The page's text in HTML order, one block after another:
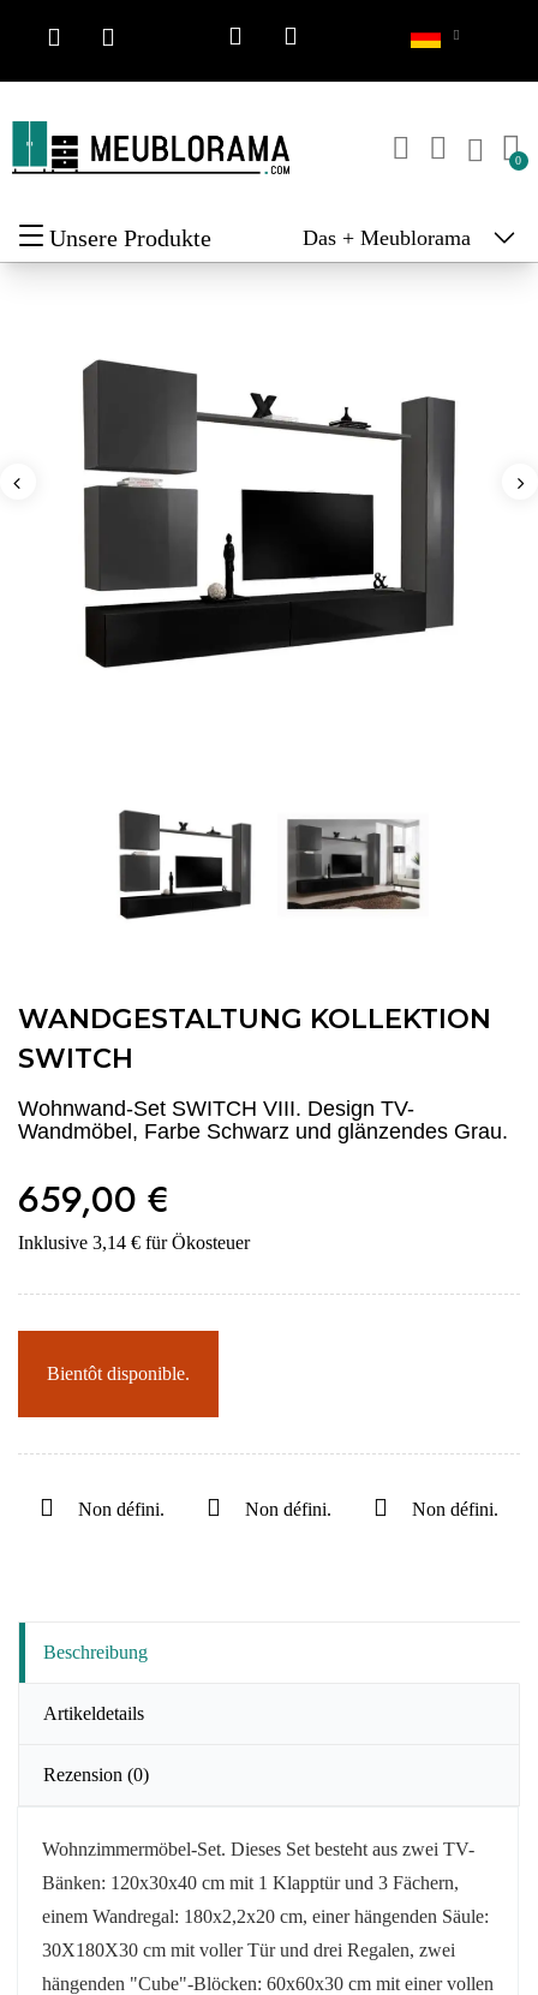
Unsere Produkte Das + Meublorama
WANDGESTALTUNG KOLLEKTION
SWITCH
Wohnwand-Set SWITCH VIII. Design TV-
Wandmöbel, Farbe Schwarz und glänzendes Grau.
659,00 €
Inklusive 3,14 € für Ökosteuer
Bientôt disponible.
Non défini. Non défini. Non défini.
Beschreibung
Artikeldetails
Rezension (0)
Wohnzimmermöbel-Set. Dieses Set besteht aus zwei TV-
Bänken: 120x30x40 cm mit 1 Klapptür und 3 Fächern,
einem Wandregal: 180x2,2x20 cm, einer hängenden Säule:
30X180X30 cm mit voller Türund drei Regalen, zwei
hängenden "Cube"-Blöcken: 60x60x30 cm mit einer vollen